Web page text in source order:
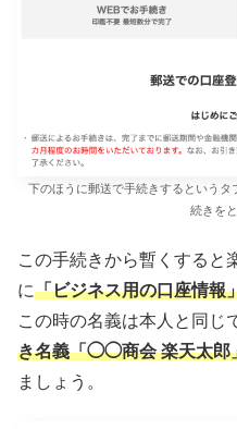
下のほうに郵送で手続きするという
続きを
この手続きから暫くすると
に「ビジネス用の口座情報
この時の名義は本人と同じ
き名義「◯◯商会 楽天太郎
ましょう。